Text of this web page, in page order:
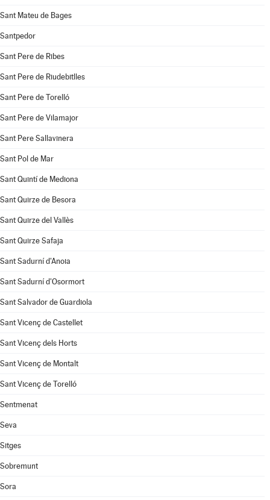
Sant Mateu de Bages
Santpedor
Sant Pere de Ribes
Sant Pere de Riudebitlles
Sant Pere de Torelló
Sant Pere de Vilamajor
Sant Pere Sallavinera
Sant Pol de Mar
Sant Quintí de Mediona
Sant Quirze de Besora
Sant Quirze del Vallès
Sant Quirze Safaja
Sant Sadurní d'Anoia
Sant Sadurní d'Osormort
Sant Salvador de Guardiola
Sant Vicenç de Castellet
Sant Vicenç dels Horts
Sant Vicenç de Montalt
Sant Vicenç de Torelló
Sentmenat
Seva
Sitges
Sobremunt
Sora